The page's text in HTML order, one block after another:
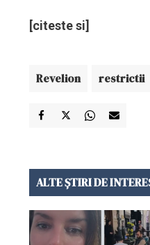
[citeste si]
Revelion restrictii
ALTE ȘTIRI DE